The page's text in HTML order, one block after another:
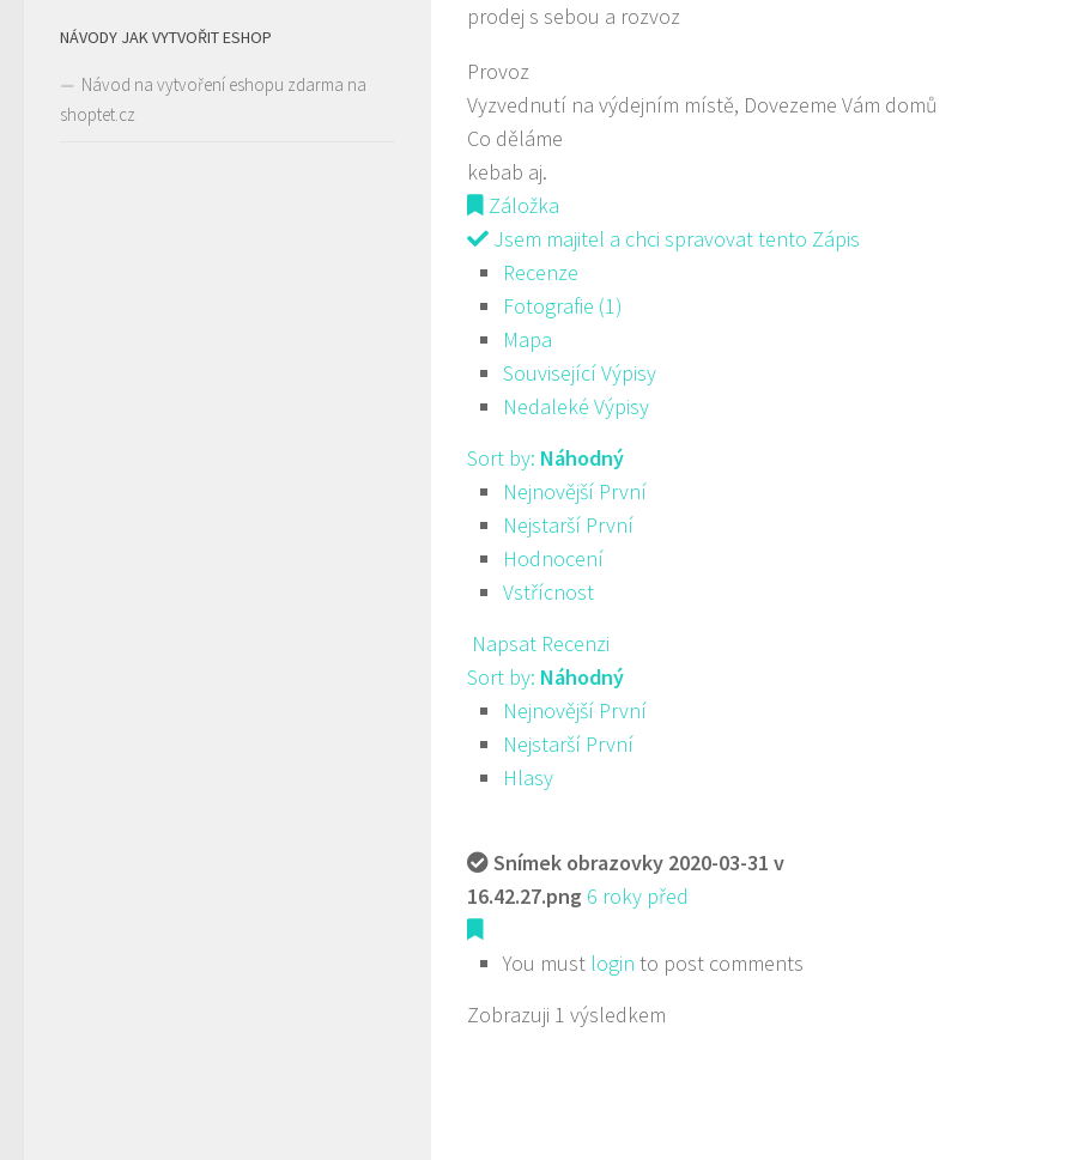
prodej s sebou a rozvoz
Provoz
Vyzvednutí na výdejním místě, Dovezeme Vám domů
Co děláme
kebab aj.
Záložka
Jsem majitel a chci spravovat tento Zápis
Recenze
Fotografie (1)
Mapa
Související Výpisy
Nedaleké Výpisy
Sort by: Náhodný
Nejnovější První
Nejstarší První
Hodnocení
Vstřícnost
Napsat Recenzi
Sort by: Náhodný
Nejnovější První
Nejstarší První
Hlasy
Snímek obrazovky 2020-03-31 v
16.42.27.png 6 roky před
You must login to post comments
Zobrazuji 1 výsledkem
NÁVODY JAK VYTVOŘIT ESHOP
Návod na vytvoření eshopu zdarma na
shoptet.cz